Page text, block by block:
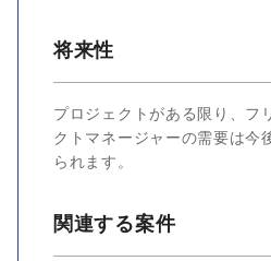
将来性
プロジェクトがある限り、フ
クトマネージャーの需要は今
られます。
関連する案件